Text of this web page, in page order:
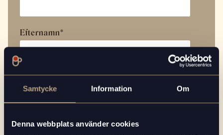
Samtycke Information Om
Denna webbplats använder cookies
Efternamn*
Telefonnummer